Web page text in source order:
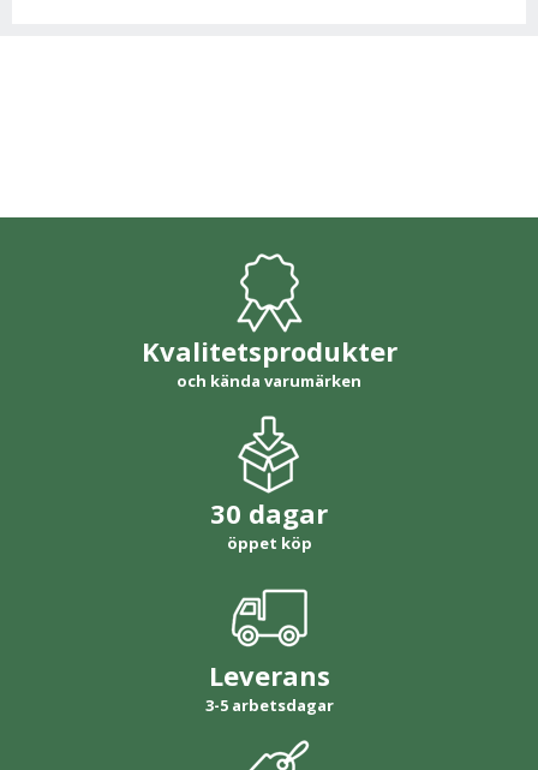
Kvalitetsprodukter
och kända varumärken
30 dagar
öppet köp
Leverans
3-5 arbetsdagar